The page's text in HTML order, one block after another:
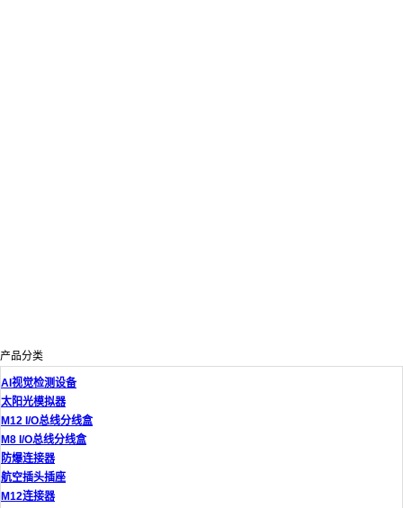
产品分类
AI视觉检测设备
太阳光模拟器
M12 I/O总线分线盒
M8 I/O总线分线盒
防爆连接器
航空插头插座
M12连接器